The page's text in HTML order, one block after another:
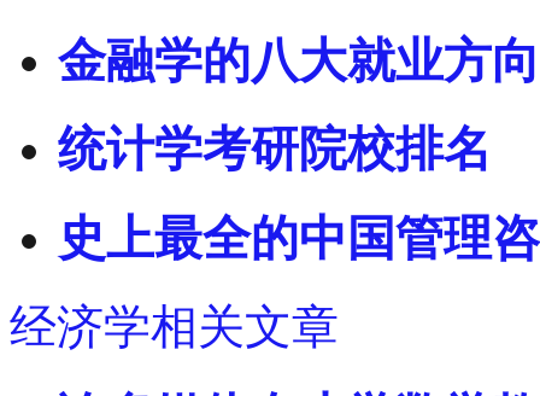
金融学的八大就业方
统计学考研院校排名
史上最全的中国管理
经济学相关文章